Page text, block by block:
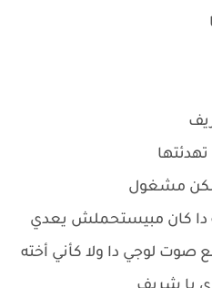
مشغول
دا كان مبيستحملش يعدي
صوت لوجي دا ولا كأني أخته